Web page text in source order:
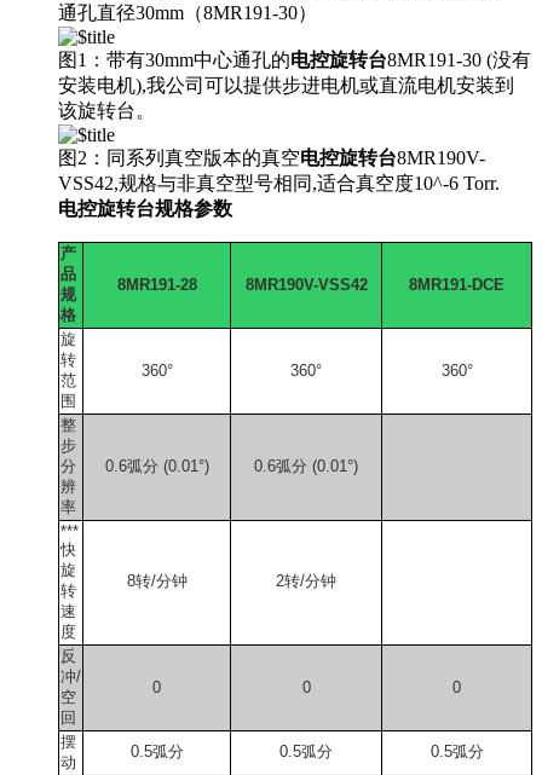
通孔直径30mm（8MR191-30）
图1：带有30mm中心通孔的电控旋转台8MR191-30 (没有
安装电机),我公司可以提供步进电机或直流电机安装到
该旋转台。
图2：同系列真空版本的真空电控旋转台8MR190V-
VSS42,规格与非真空型号相同,适合真空度10^-6 Torr.
电控旋转台规格参数
产
品
规
格
8MR191-28 8MR190V-VSS42 8MR191-DCE
旋
转
范
围
360° 360° 360°
整
步
分
辨
率
0.6弧分 (0.01°) 0.6弧分 (0.01°)
***
快
旋
转
速
度
8转/分钟 2转/分钟
反
冲/
空
回
0 0 0
摆
动
0.5弧分 0.5弧分
0.5弧分